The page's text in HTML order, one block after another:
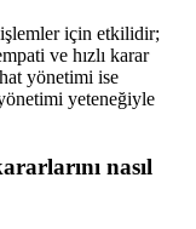
işlemler için etkilidir;
ve hızlı karar
yönetimi ise
yeteneğiyle
nasıl